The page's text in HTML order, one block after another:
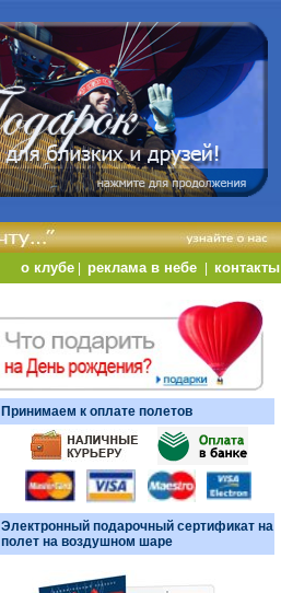
о клубе реклама в небе контакты
Принимаем к оплате полетов
Электронный подарочный сертификат на
полет на воздушном шаре